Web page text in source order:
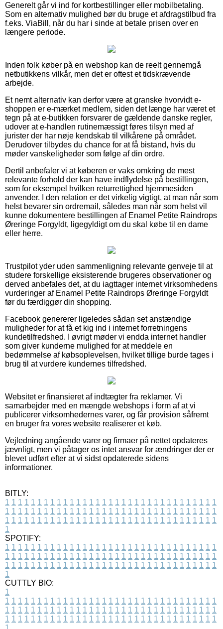
Generelt går vi ind for kortbestillinger eller mobilbetaling.
Som en alternativ mulighed bør du bruge et afdragstilbud fra
f.eks. ViaBill, når du har i sinde at betale prisen over en
længere periode.
Inden folk køber på en webshop kan de reelt gennemgå
netbutikkens vilkår, men det er oftest et tidskrævende
arbejde.
Et nemt alternativ kan derfor være at granske hvorvidt e-
shoppen er e-mærket medlem, siden det længe har været et
tegn på at e-butikken forsvarer de gældende danske regler,
udover at e-handlen rutinemæssigt føres tilsyn med af
jurister der har nøje kendskab til vilkårene på området.
Derudover tilbydes du chance for at få bistand, hvis du
møder vanskeligheder som følge af din ordre.
Dertil anbefaler vi at køberen er vaks omkring de mest
relevante forhold der kan have indflydelse på bestillingen,
som for eksempel hvilken returrettighed hjemmesiden
anvender. I den relation er det virkelig vigtigt, at man når som
helst bevarer sin ordremail, således man når som helst vil
kunne dokumentere bestillingen af Enamel Petite Raindrops
Øreringe Forgyldt, ligegyldigt om du skal købe til en dame
eller herre.
Trustpilot yder uden sammenligning relevante genveje til at
studere forskellige eksisterende brugeres observationer og
derved anbefales det, at du iagttager internet virksomhedens
vurderinger af Enamel Petite Raindrops Øreringe Forgyldt
før du færdiggør din shopping.
Facebook genererer ligeledes sådan set anstændige
muligheder for at få et kig ind i internet forretningens
kundetilfredshed. I øvrigt møder vi endda internet handler
som giver kunderne mulighed for at meddele en
bedømmelse af købsoplevelsen, hvilket tillige burde tages i
brug til at vurdere kundernes tilfredshed.
Websitet er finansieret af indtægter fra reklamer. Vi
samarbejder med en mængde webshops i form af at vi
publicerer virksomhedernes varer, og får provision såfremt
en bruger fra vores website realiserer et køb.
Vejledning angående varer og firmaer på nettet opdateres
jævnligt, men vi påtager os intet ansvar for ændringer der er
blevet udført efter at vi sidst opdaterede sidens
informationer.
BITLY:
1 1 1 1 1 1 1 1 1 1 1 1 1 1 1 1 1 1 1 1 1 1 1 1 1 1 1 1 1 1 1 1 1
1 1 1 1 1 1 1 1 1 1 1 1 1 1 1 1 1 1 1 1 1 1 1 1 1 1 1 1 1 1 1 1 1
1 1 1 1 1 1 1 1 1 1 1 1 1 1 1 1 1 1 1 1 1 1 1 1 1 1 1 1 1 1 1 1 1
1
SPOTIFY:
1 1 1 1 1 1 1 1 1 1 1 1 1 1 1 1 1 1 1 1 1 1 1 1 1 1 1 1 1 1 1 1 1
1 1 1 1 1 1 1 1 1 1 1 1 1 1 1 1 1 1 1 1 1 1 1 1 1 1 1 1 1 1 1 1 1
1 1 1 1 1 1 1 1 1 1 1 1 1 1 1 1 1 1 1 1 1 1 1 1 1 1 1 1 1 1 1 1 1
1
CUTTLY BIO:
1
1 1 1 1 1 1 1 1 1 1 1 1 1 1 1 1 1 1 1 1 1 1 1 1 1 1 1 1 1 1 1 1 1
1 1 1 1 1 1 1 1 1 1 1 1 1 1 1 1 1 1 1 1 1 1 1 1 1 1 1 1 1 1 1 1 1
1 1 1 1 1 1 1 1 1 1 1 1 1 1 1 1 1 1 1 1 1 1 1 1 1 1 1 1 1 1 1 1 1